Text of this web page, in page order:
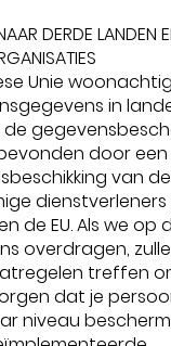
DERDE LANDEN
Unie
in
door een
van
de EU. Als we op
overdragen,
treffen
dat je
niveau